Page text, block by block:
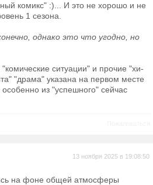
комикс" :)... И это не хорошо и не
1 сезона.
однако это что угодно, но
ситуации" и прочие "хи-
"драма" указана на первом месте
из "успешного" сейчас
13 ноября 2025 в 19:08:50
на фоне общей атмосферы